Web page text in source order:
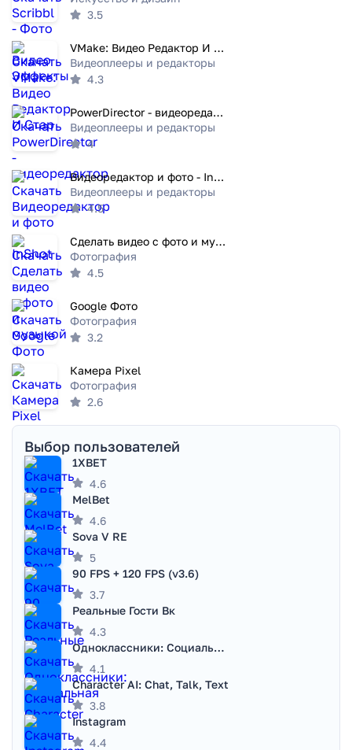
3.5
VMake: Видео Редактор И Стар
Видеоплееры и редакторы
4.3
PowerDirector - видеоредактор
Видеоплееры и редакторы
4
Видеоредактор и фото - InShot
Видеоплееры и редакторы
4.5
Сделать видео с фото и музыкой
Фотография
4.5
Google Фото
Фотография
3.2
Камера Pixel
Фотография
2.6
Выбор пользователей
1XBET
4.6
MelBet
4.6
Sova V RE
5
90 FPS + 120 FPS (v3.6)
3.7
Реальные Гости Вк
4.3
Одноклассники: Социальная сеть
4.1
Character AI: Chat, Talk, Text
3.8
Instagram
4.4